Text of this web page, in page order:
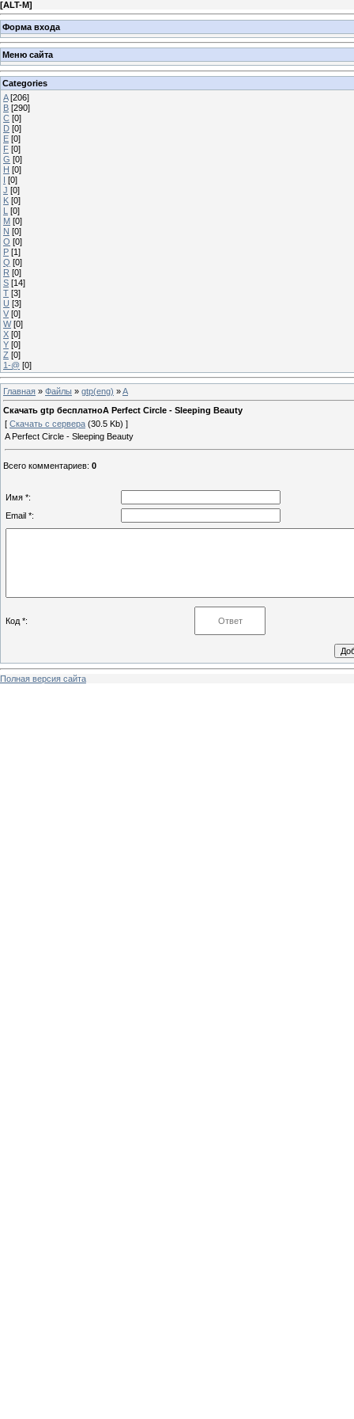
[ALT-M]
Форма входа
Меню сайта
Categories
A [206]
B [290]
C [0]
D [0]
E [0]
F [0]
G [0]
H [0]
I [0]
J [0]
K [0]
L [0]
M [0]
N [0]
O [0]
P [1]
Q [0]
R [0]
S [14]
T [3]
U [3]
V [0]
W [0]
X [0]
Y [0]
Z [0]
1-@ [0]
Главная » Файлы » gtp(eng) »A
Скачать gtp бесплатноA Perfect Circle - Sleeping Beauty
[ Скачать с сервера (30.5 Kb) ]
A Perfect Circle - Sleeping Beauty
Всего комментариев: 0
Имя *:
Email *:
Код *:
Полная версия сайта